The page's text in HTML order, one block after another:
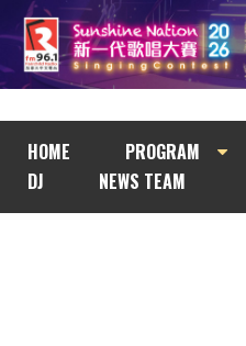
HOME PROGRAM
DJ
NEWS TEAM